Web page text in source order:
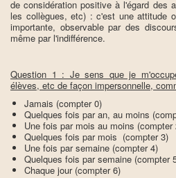
de considération positive à l'égard des
les collègues, etc) : c'est une attitude
importante, observable par des
même par l'indifférence.
Question 1 : Je sens que je
élèves, etc de façon impersonnelle,
Jamais (compter 0)
Quelques fois par an, au moins
Une fois par mois au moins (compter
Quelques fois par mois (compter 3)
Une fois par semaine (compter 4)
Quelques fois par semaine (compter
Chaque jour (compter 6)